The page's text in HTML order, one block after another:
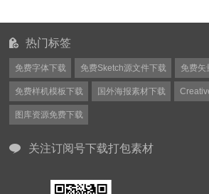
热门标签
免费字体下载 免费Sketch源文件下载 免费矢
免费样机模板下载 国外海报素材下载
图库资源免费下载
关注订阅号下载打包素材